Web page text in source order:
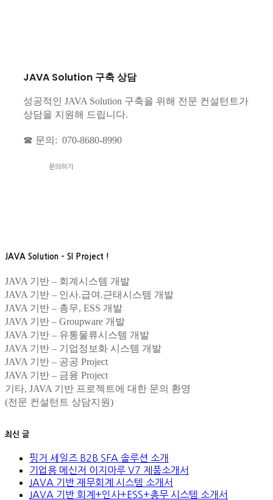
JAVA Solution 구축 상담
성공적인 JAVA Solution 구축을 위해 전문 컨설턴트가
상담을 지원해 드립니다.
☎ 문의: 070-8680-8990
문의하기
JAVA Solution – SI Project !
JAVA 기반 – 회계시스템 개발
JAVA 기반 – 인사.급여.근태시스템 개발
JAVA 기반 – 총무, ESS 개발
JAVA 기반 – Groupware 개발
JAVA 기반 – 유통물류시스템 개발
JAVA 기반 – 기업정보화 시스템 개발
JAVA 기반 – 공공 Project
JAVA 기반 – 금융 Project
기타, JAVA 기반 프로젝트에 대한 문의 환영
(전문 컨설턴트 상담지원)
최신 글
핑거 세일즈 B2B SFA 솔루션 소개
기업용 메신저 이지마루 V7 제품소개서
JAVA 기반 재무회계 시스템 소개서
JAVA 기반 회계+인사+ESS+총무 시스템 소개서